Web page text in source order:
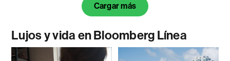
Cargar más
Lujos y vida en Bloomberg Línea